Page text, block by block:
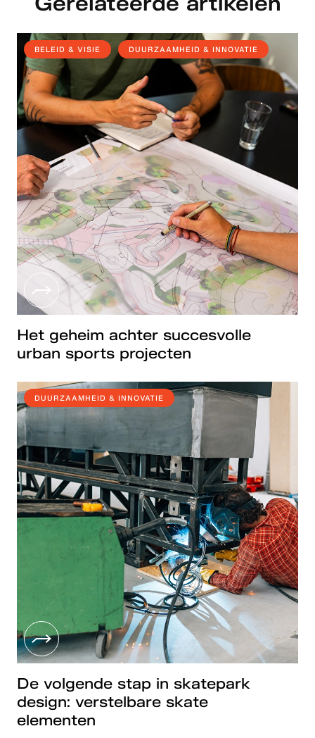
BELEID & VISIE DUURZAAMHEID & INNOVATIE
Het geheim achter succesvolle
urban sports projecten
DUURZAAMHEID & INNOVATIE
De volgende stap in skatepark
design: verstelbare skate
elementen